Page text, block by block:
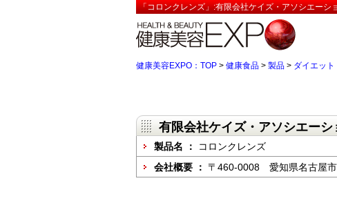
「コロンクレンズ」:有限会社ケイズ・アソシエーシ
健康美容EXPO：TOP > 健康食品 > 製品 > ダイエット
有限会社ケイズ・アソシエーシ
製品名 ：
コロンクレンズ
会社概要 ： 〒460-0008 愛知県名古屋